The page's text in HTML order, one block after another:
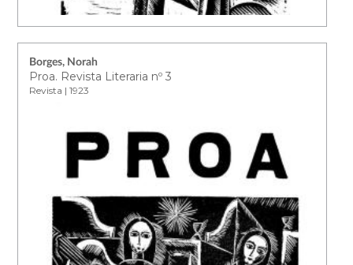
Borges, Norah
Proa. Revista Literaria nº 3
Revista | 1923